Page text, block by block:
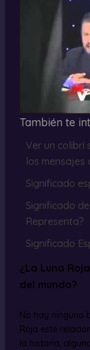
También te
Ver un colibrí
los mensajes
Significado
Significado
Representa?
Significado
¿La Luna
del mundo?
No hay ninguna
Roja esté
la historia,